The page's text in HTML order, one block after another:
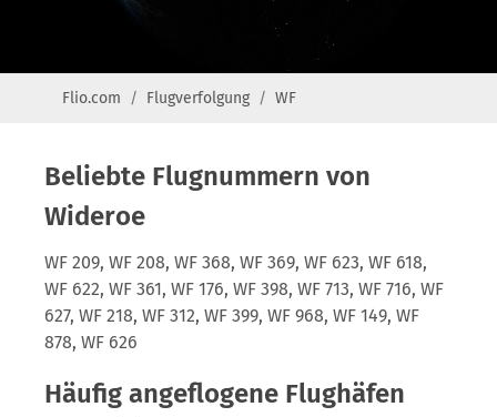
Flio.com Flugverfolgung WF
Beliebte Flugnummern von
Wideroe
WF 209, WF 208, WF 368, WF 369, WF 623, WF 618,
WF 622, WF 361, WF 176, WF 398, WF 713, WF 716, WF
627, WF 218, WF 312, WF 399, WF 968, WF 149, WF
878, WF 626
Häufig angeflogene Flughäfen